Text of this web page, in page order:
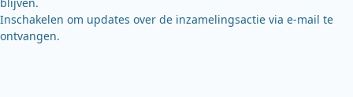
blijven.
Inschakelen om updates over de inzamelingsactie via e-mail te
ontvangen.